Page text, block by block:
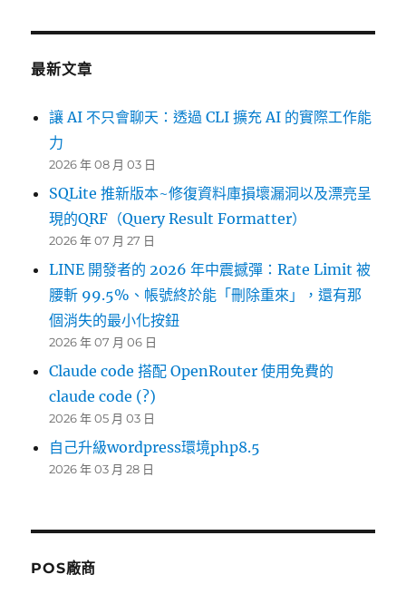
最新文章
讓 AI 不只會聊天：透過 CLI 擴充 AI 的實際工作能
力
2026 年 08 月 03 日
SQLite 推新版本~修復資料庫損壞漏洞以及漂亮呈
現的QRF（Query Result Formatter）
2026 年 07 月 27 日
LINE 開發者的 2026 年中震撼彈：Rate Limit 被
腰斬 99.5%、帳號終於能「刪除重來」，還有那
個消失的最小化按鈕
2026 年 07 月 06 日
Claude code 搭配 OpenRouter 使用免費的
claude code (?)
2026 年 05 月 03 日
自己升級wordpress環境php8.5
2026 年 03 月 28 日
POS廠商